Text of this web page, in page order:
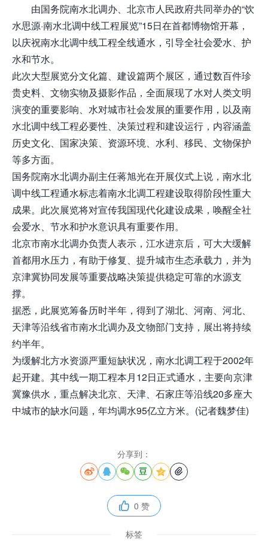
由国务院南水北调办、北京市人民政府共同举办的“饮
水思源·南水北调中线工程展览”15日在首都博物馆开幕，
以庆祝南水北调中线工程全线通水，引导全社会爱水、护
水和节水。
此次大型展览分文化篇、建设篇两个展区，通过数百件珍
贵史料、文物实物及摄影作品，全面展现了水对人类文明
演变的重要影响、水对城市社会发展的重要作用，以及南
水北调中线工程必要性、决策过程和建设运行，内容涵盖
历史文化、国家决策、资源环境、水利、移民、文物保护
等多方面。
国务院南水北调办副主任蒋旭光在开展仪式上说，南水北
调中线工程通水标志着南水北调工程建设取得阶段性重大
成果。此次展览将对宣传我国现代化建设成果，唤醒全社
会爱水、节水和护水意识具有重要作用。
北京市南水北调办负责人表示，江水进京后，可大大缓解
首都用水压力，有助于修复、提升城市生态承载力，并为
京津冀协同发展等重要战略决策提供稳定可靠的水源支
撑。
据悉，此展览筹备历时半年，得到了湖北、河南、河北、
天津等沿线省市南水北调办及文物部门支持，展出将持续
约半年。
为缓解北方水资源严重短缺状况，南水北调工程于2002年
起开建。其中线一期工程本月12日正式通水，主要向京津
冀豫供水，重点解决北京、天津、石家庄等沿线20多座大
中城市的缺水问题，年均调水95亿立方米。(记者魏梦佳)
分享到：
     
 0 赞
标签